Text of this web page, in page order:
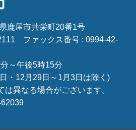
鹿屋市共栄町20番1号
ファックス番号 : 0994-42-
～午後5時15分
・12月29日～1月3日は除く)
異なる場合がございます。